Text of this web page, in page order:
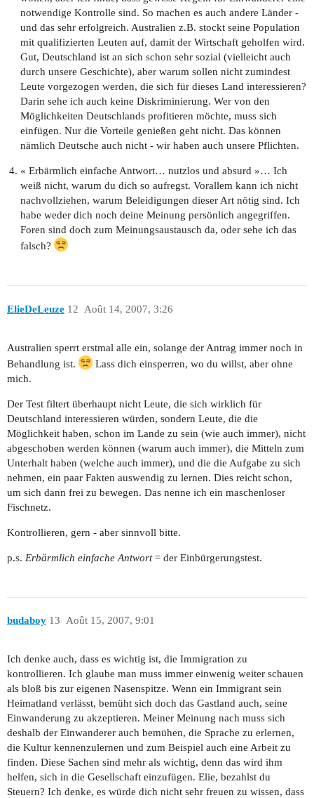
notwendige Kontrolle sind. So machen es auch andere Länder -
und das sehr erfolgreich. Australien z.B. stockt seine Population
mit qualifizierten Leuten auf, damit der Wirtschaft geholfen wird.
Gut, Deutschland ist an sich schon sehr sozial (vielleicht auch
durch unsere Geschichte), aber warum sollen nicht zumindest
Leute vorgezogen werden, die sich für dieses Land interessieren?
Darin sehe ich auch keine Diskriminierung. Wer von den
Möglichkeiten Deutschlands profitieren möchte, muss sich
einfügen. Nur die Vorteile genießen geht nicht. Das können
nämlich Deutsche auch nicht - wir haben auch unsere Pflichten.
« Erbärmlich einfache Antwort… nutzlos und absurd »… Ich
weiß nicht, warum du dich so aufregst. Vorallem kann ich nicht
nachvollziehen, warum Beleidigungen dieser Art nötig sind. Ich
habe weder dich noch deine Meinung persönlich angegriffen.
Foren sind doch zum Meinungsaustausch da, oder sehe ich das
falsch?
ElieDeLeuze Août 14, 2007, 3:26
12
Australien sperrt erstmal alle ein, solange der Antrag immer noch in
Behandlung ist.
Lass dich einsperren, wo du willst, aber ohne
mich.
Der Test filtert überhaupt nicht Leute, die sich wirklich für
Deutschland interessieren würden, sondern Leute, die die
Möglichkeit haben, schon im Lande zu sein (wie auch immer), nicht
abgeschoben werden können (warum auch immer), die Mitteln zum
Unterhalt haben (welche auch immer), und die die Aufgabe zu sich
nehmen, ein paar Fakten auswendig zu lernen. Dies reicht schon,
um sich dann frei zu bewegen. Das nenne ich ein maschenloser
Fischnetz.
Kontrollieren, gern - aber sinnvoll bitte.
p.s. Erbärmlich einfache Antwort= der Einbürgerungstest.
budaboy Août 15, 2007, 9:01
13
Ich denke auch, dass es wichtig ist, die Immigration zu
kontrollieren. Ich glaube man muss immer einwenig weiter schauen
als bloß bis zur eigenen Nasenspitze. Wenn ein Immigrant sein
Heimatland verlässt, bemüht sich doch das Gastland auch, seine
Einwanderung zu akzeptieren. Meiner Meinung nach muss sich
deshalb der Einwanderer auch bemühen, die Sprache zu erlernen,
die Kultur kennenzulernen und zum Beispiel auch eine Arbeit zu
finden. Diese Sachen sind mehr als wichtig, denn das wird ihm
helfen, sich in die Gesellschaft einzufügen. Elie, bezahlst du
Steuern? Ich denke, es würde dich nicht sehr freuen zu wissen, dass